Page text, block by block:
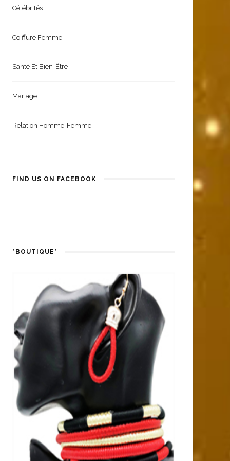
Célébrités
Coiffure Femme
Santé Et Bien-Être
Mariage
Relation Homme-Femme
FIND US ON FACEBOOK
*BOUTIQUE*